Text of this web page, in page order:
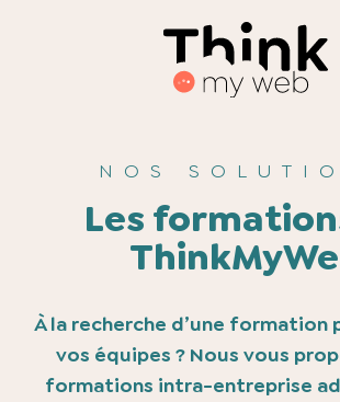
NOS
Les
À la recherche d’une formation
vos équipes ? Nous vous
formations intra-entreprise